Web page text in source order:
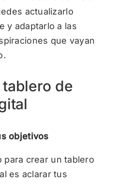
actualizarlo
y adaptarlo a las
que vayan
de
objetivos
para crear un tablero
es aclarar tus